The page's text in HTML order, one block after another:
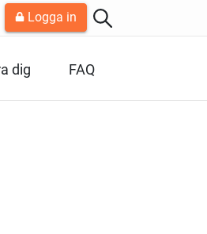
Logga in
dig FAQ